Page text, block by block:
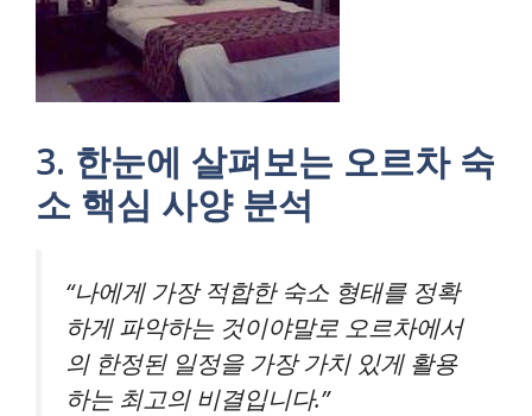
3. 한눈에 살펴보는 오르차 숙
소 핵심 사양 분석
“나에게 가장 적합한 숙소 형태를 정확
하게 파악하는 것이야말로 오르차에서
의 한정된 일정을 가장 가치 있게 활용
하는 최고의 비결입니다.”